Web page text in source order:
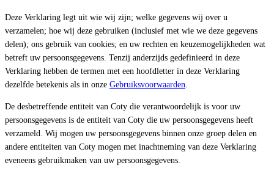
Deze Verklaring legt uit wie wij zijn; welke gegevens wij over u
verzamelen; hoe wij deze gebruiken (inclusief met wie we deze gegevens
delen); ons gebruik van cookies; en uw rechten en keuzemogelijkheden wat
betreft uw persoonsgegevens. Tenzij anderzijds gedefinieerd in deze
Verklaring hebben de termen met een hoofdletter in deze Verklaring
dezelfde betekenis als in onze Gebruiksvoorwaarden.
De desbetreffende entiteit van Coty die verantwoordelijk is voor uw
persoonsgegevens is de entiteit van Coty die uw persoonsgegevens heeft
verzameld. Wij mogen uw persoonsgegevens binnen onze groep delen en
andere entiteiten van Coty mogen met inachtneming van deze Verklaring
eveneens gebruikmaken van uw persoonsgegevens.